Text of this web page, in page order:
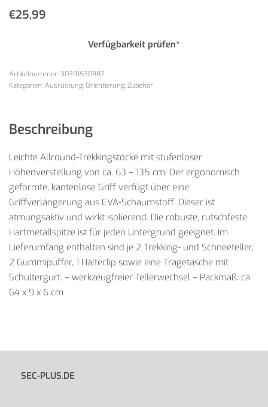
€25,99
Verfügbarkeit prüfen*
30391530887
Kategorien: Ausrüstung, Orientierung, Zubehör
Beschreibung
Leichte Allround-Trekkingstöcke mit stufenloser
Höhenverstellung von ca. 63 – 135 cm. Der ergonomisch
geformte, kantenlose Griff verfügt über eine
Griffverlängerung aus EVA-Schaumstoff. Dieser ist
atmungsaktiv und wirkt isolierend. Die robuste, rutschfeste
Hartmetallspitze ist für jeden Untergrund geeignet. Im
Lieferumfang enthalten sind je 2 Trekking- und Schneeteller,
2 Gummipuffer, 1 Halteclip sowie eine Tragetasche mit
Schultergurt. – werkzeugfreier Tellerwechsel – Packmaß: ca.
64 x 9 x 6 cm
SEC-PLUS.DE